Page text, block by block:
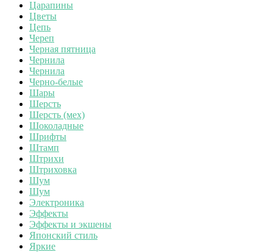
Царапины
Цветы
Цепь
Череп
Черная пятница
Чернила
Чернила
Черно-белые
Шары
Шерсть
Шерсть (мех)
Шоколадные
Шрифты
Штамп
Штрихи
Штриховка
Шум
Шум
Электроника
Эффекты
Эффекты и экшены
Японский стиль
Яркие